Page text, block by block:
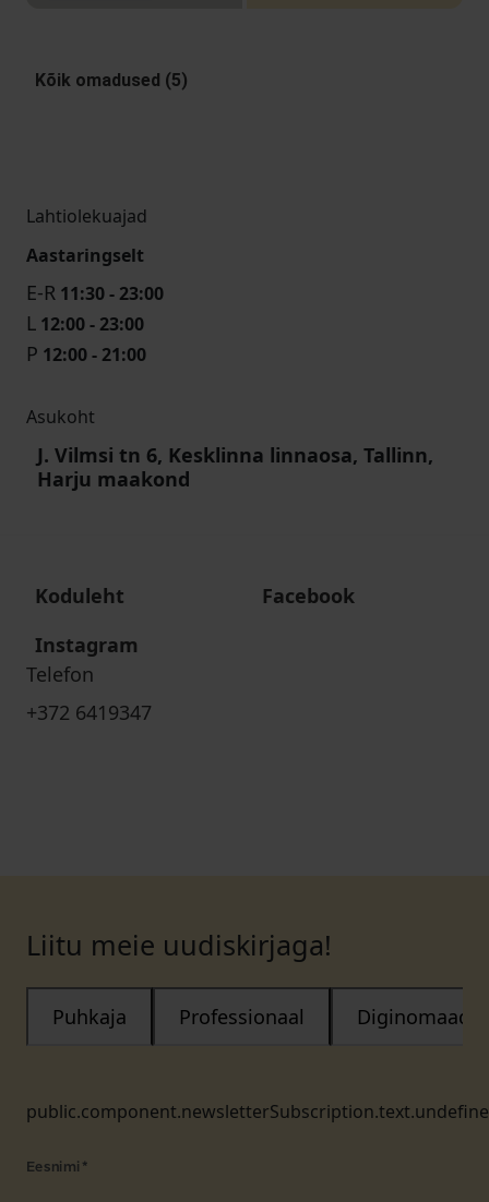
Kõik omadused (5)
Lahtiolekuajad
Aastaringselt
E-R 11:30 - 23:00
L 12:00 - 23:00
P 12:00 - 21:00
Asukoht
J. Vilmsi tn 6, Kesklinna linnaosa, Tallinn,
Harju maakond
Koduleht
Facebook
Instagram
Telefon
+372 6419347
Liitu meie uudiskirjaga!
Puhkaja Professionaal Diginomaad
Eesnimi *